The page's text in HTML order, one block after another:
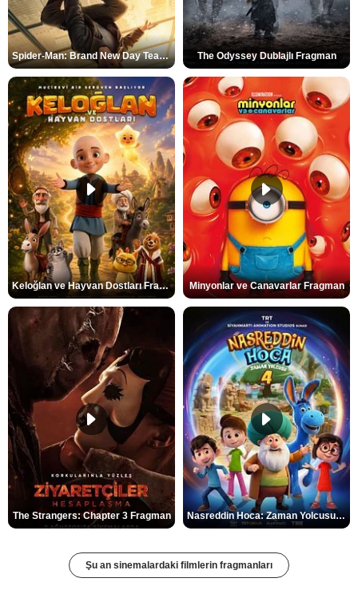
Spider-Man: Brand New Day Teaser The Odyssey Dublajlı Fragman
Keloğlan ve Hayvan Dostları Fragman Minyonlar ve Canavarlar Fragman
The Strangers: Chapter 3 Fragman Nasreddin Hoca: Zaman Yolcusu 4 Fragman
Şu an sinemalardaki filmlerin fragmanları